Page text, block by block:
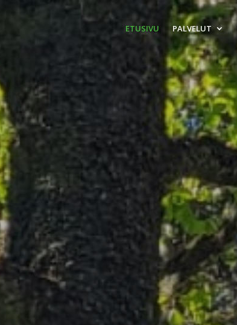
ETUSIVU PALVELUT